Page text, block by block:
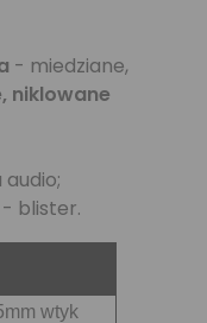
- miedziane,
niklowane
audio;
- blister.
wtyk